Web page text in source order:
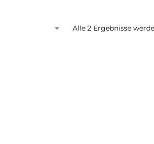
Alle 2 Ergebnisse